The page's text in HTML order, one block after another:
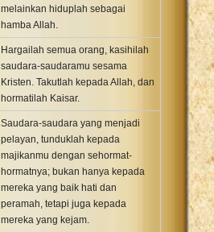
melainkan hiduplah sebagai
hamba Allah.
Hargailah semua orang, kasihilah
saudara-saudaramu sesama
Kristen. Takutlah kepada Allah, dan
hormatilah Kaisar.
Saudara-saudara yang menjadi
pelayan, tunduklah kepada
majikanmu dengan sehormat-
hormatnya; bukan hanya kepada
mereka yang baik hati dan
peramah, tetapi juga kepada
mereka yang kejam.